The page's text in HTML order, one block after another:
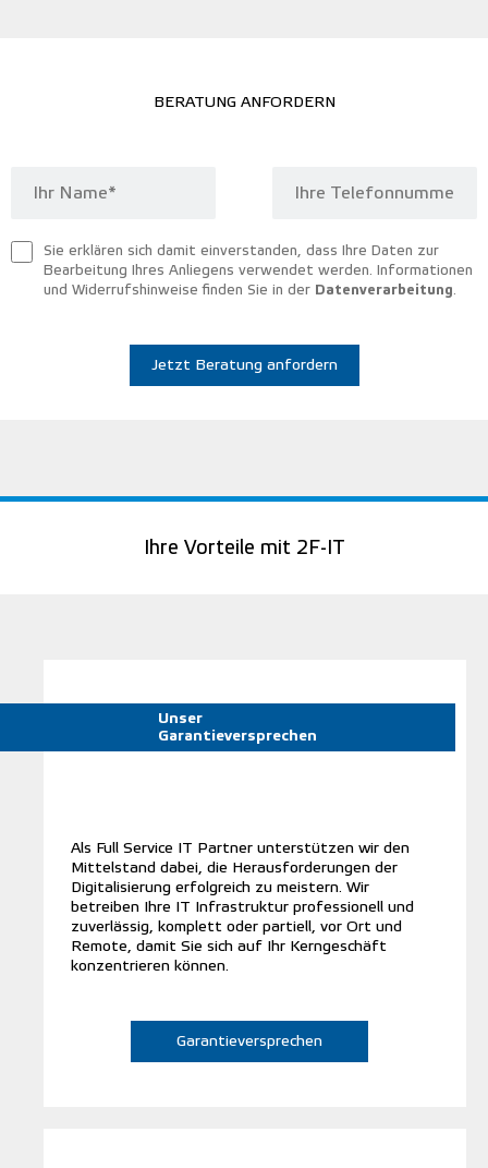
BERATUNG ANFORDERN
Sie erklären sich damit einverstanden, dass Ihre Daten zur
Bearbeitung Ihres Anliegens verwendet werden. Informationen
und Widerrufshinweise finden Sie in der Datenverarbeitung.
Ihre Vorteile mit 2F-IT
Unser
Garantieversprechen
Als Full Service IT Partner unterstützen wir den
Mittelstand dabei, die Herausforderungen der
Digitalisierung erfolgreich zu meistern. Wir
betreiben Ihre IT Infrastruktur professionell und
zuverlässig, komplett oder partiell, vor Ort und
Remote, damit Sie sich auf Ihr Kerngeschäft
konzentrieren können.
Garantieversprechen